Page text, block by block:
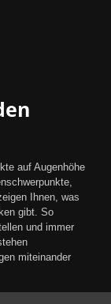
auf Augenhöhe
Ihnen, was
gibt. So
und immer
miteinander